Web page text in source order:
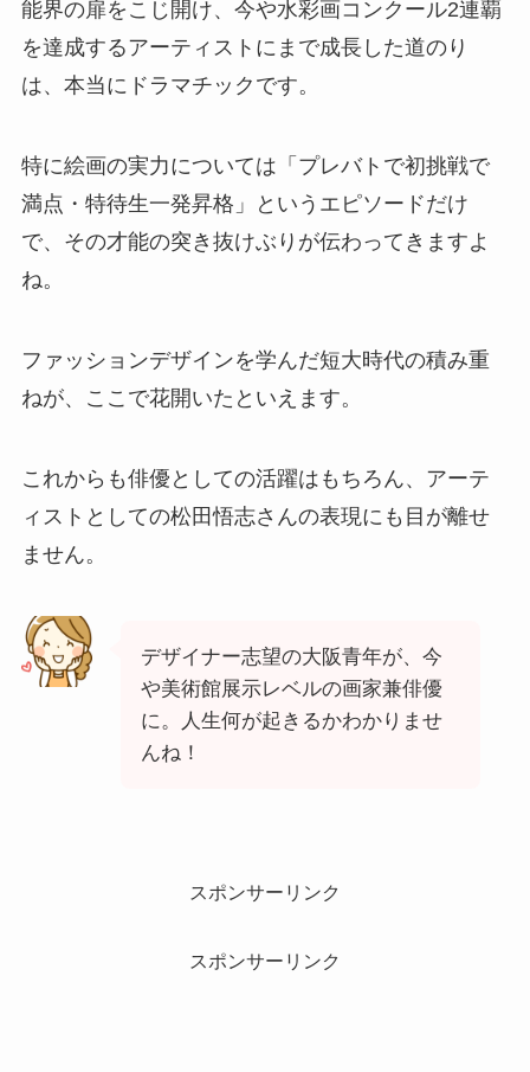
能界の扉をこじ開け、今や水彩画コンクール2連覇
を達成するアーティストにまで成長した道のり
は、本当にドラマチックです。
特に絵画の実力については「プレバトで初挑戦で
満点・特待生一発昇格」というエピソードだけ
で、その才能の突き抜けぶりが伝わってきますよ
ね。
ファッションデザインを学んだ短大時代の積み重
ねが、ここで花開いたといえます。
これからも俳優としての活躍はもちろん、アーテ
ィストとしての松田悟志さんの表現にも目が離せ
ません。
デザイナー志望の大阪青年が、今
や美術館展示レベルの画家兼俳優
に。人生何が起きるかわかりませ
んね！
スポンサーリンク
スポンサーリンク